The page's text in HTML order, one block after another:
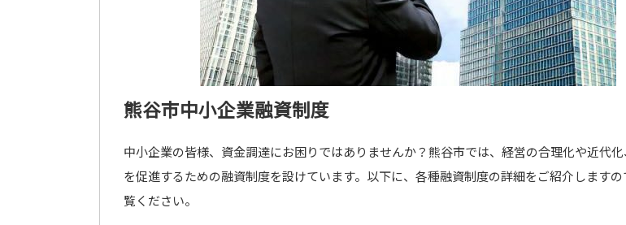
熊谷市中小企業融資制度
中小企業の皆様、資金調達にお困りではありませんか？熊谷市では、経営の合理化や近代
を促進するための融資制度を設けています。以下に、各種融資制度の詳細をご紹介しますの
覧ください。